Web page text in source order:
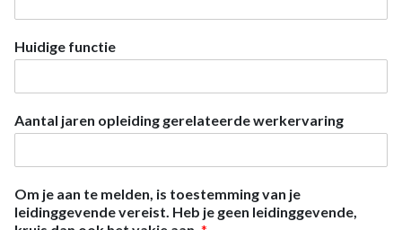
Huidige functie
Aantal jaren opleiding gerelateerde werkervaring
Om je aan te melden, is toestemming van je
leidinggevende vereist. Heb je geen leidinggevende,